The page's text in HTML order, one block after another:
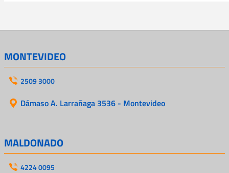
MONTEVIDEO
2509 3000
Dámaso A. Larrañaga 3536 - Montevideo
MALDONADO
4224 0095